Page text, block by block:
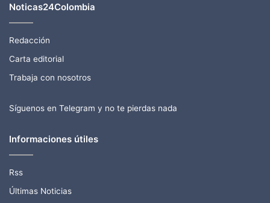
Noticas24Colombia
Redacción
Carta editorial
Trabaja con nosotros
Síguenos en Telegram y no te pierdas nada
Informaciones útiles
Rss
Últimas Noticias